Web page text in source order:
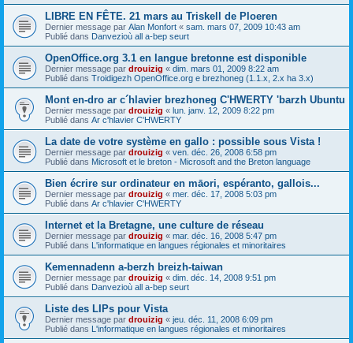
LIBRE EN FÊTE. 21 mars au Triskell de Ploeren
Dernier message par Alan Monfort « sam. mars 07, 2009 10:43 am
Publié dans Danvezioù all a-bep seurt
OpenOffice.org 3.1 en langue bretonne est disponible
Dernier message par drouizig « dim. mars 01, 2009 8:22 am
Publié dans Troidigezh OpenOffice.org e brezhoneg (1.1.x, 2.x ha 3.x)
Mont en-dro ar c´hlavier brezhoneg C'HWERTY 'barzh Ubuntu
Dernier message par drouizig « lun. janv. 12, 2009 8:22 pm
Publié dans Ar c'hlavier C'HWERTY
La date de votre système en gallo : possible sous Vista !
Dernier message par drouizig « ven. déc. 26, 2008 6:58 pm
Publié dans Microsoft et le breton - Microsoft and the Breton language
Bien écrire sur ordinateur en māori, espéranto, gallois...
Dernier message par drouizig « mer. déc. 17, 2008 5:03 pm
Publié dans Ar c'hlavier C'HWERTY
Internet et la Bretagne, une culture de réseau
Dernier message par drouizig « mar. déc. 16, 2008 5:47 pm
Publié dans L'informatique en langues régionales et minoritaires
Kemennadenn a-berzh breizh-taiwan
Dernier message par drouizig « dim. déc. 14, 2008 9:51 pm
Publié dans Danvezioù all a-bep seurt
Liste des LIPs pour Vista
Dernier message par drouizig « jeu. déc. 11, 2008 6:09 pm
Publié dans L'informatique en langues régionales et minoritaires